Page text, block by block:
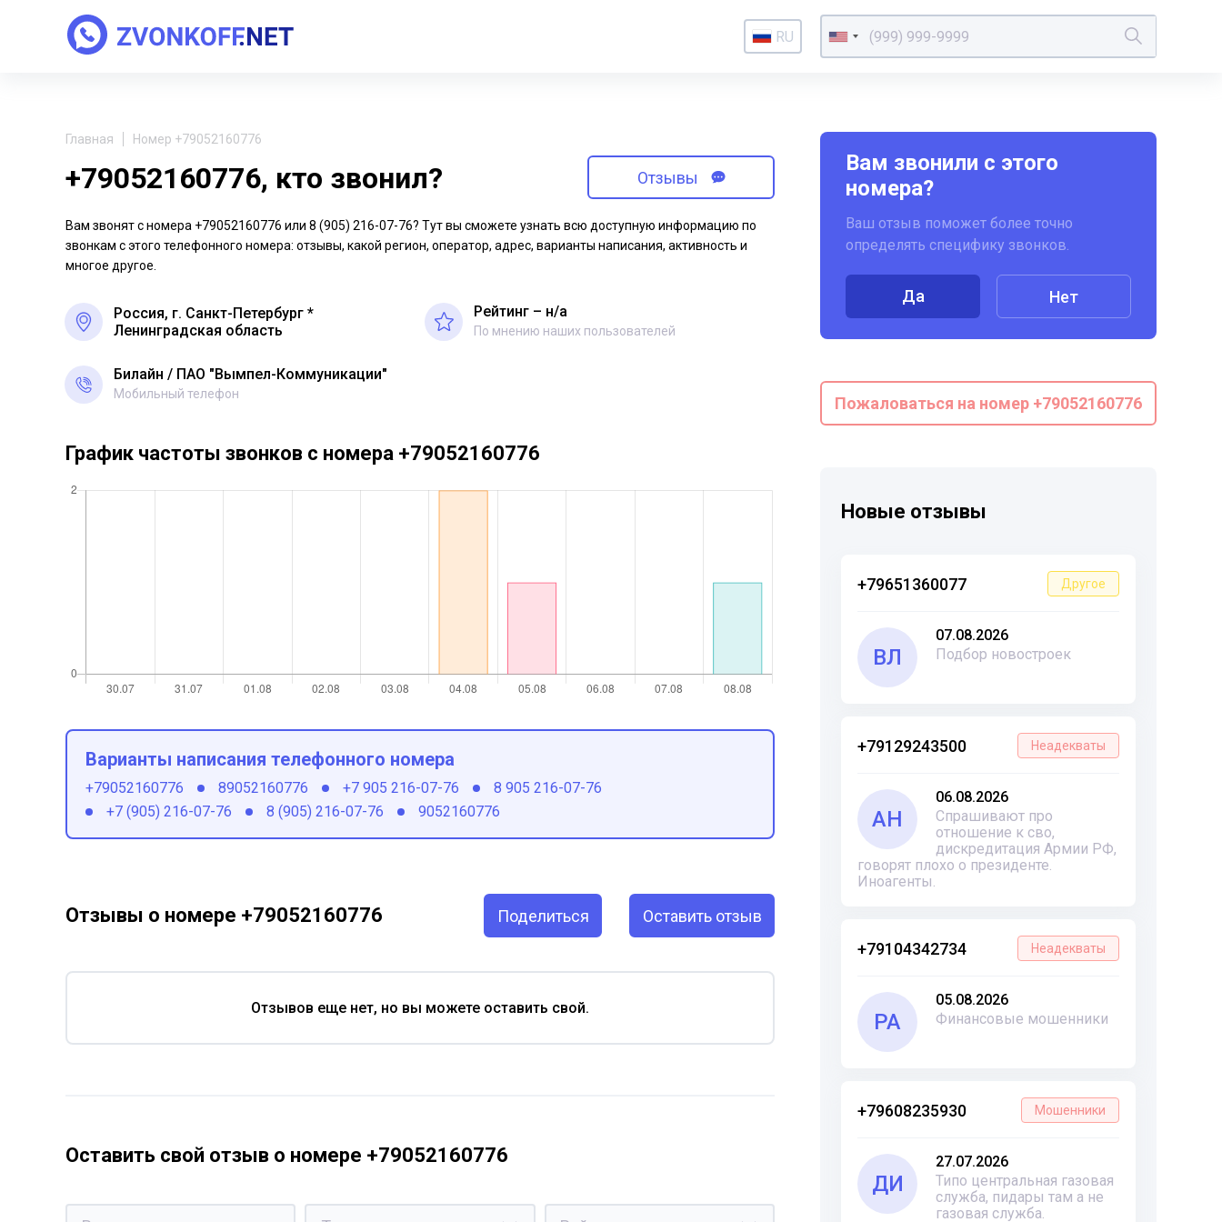
RU
Главная Номер +79052160776
+79052160776, кто звонил? Отзывы
Вам звонят с номера +79052160776 или 8 (905) 216-07-76? Тут вы сможете узнать всю доступную информацию по
звонкам с этого телефонного номера: отзывы, какой регион, оператор, адрес, варианты написания, активность и
многое другое.
Россия, г. Санкт-Петербург *
Ленинградская область
Рейтинг – н/a
По мнению наших пользователей
Билайн ПАО "Вымпел-Коммуникации"
Мобильный телефон
Вам звонили с этого
номера?
Ваш отзыв поможет более точно
определять специфику звонков.
Да Нет
Пожаловаться на номер +79052160776
Новые отзывы
+79651360077 Другое
ВЛ
07.08.2026
Подбор новостроек
+79129243500 Неадекваты
АН
06.08.2026
Спрашивают про
отношение к сво,
дискредитация Армии РФ,
говорят плохо о президенте.
Иноагенты.
+79104342734 Неадекваты
РА
05.08.2026
Финансовые мошенники
+79608235930 Мошенники
ДИ
27.07.2026
Типо центральная газовая
служба, пидары там а не
газовая служба.
График частоты звонков с номера +79052160776
Варианты написания телефонного номера
+79052160776 89052160776 +7 905 216-07-76
8 905 216-07-76
+7 (905) 216-07-76
8 (905) 216-07-76 9052160776
Отзывы о номере +79052160776 Поделиться Оставить отзыв
Отзывов еще нет, но вы можете оставить свой.
Оставить свой отзыв о номере +79052160776